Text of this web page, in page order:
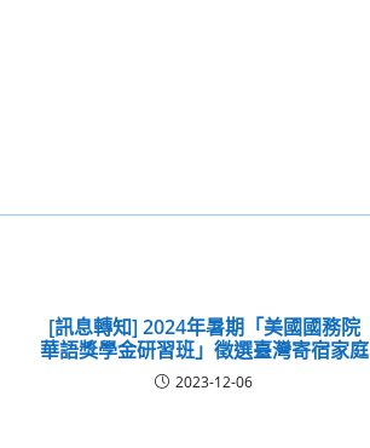
[訊息轉知] 2024年暑期「美國國務院
華語獎學金研習班」徵選臺灣寄宿家庭
2023-12-06